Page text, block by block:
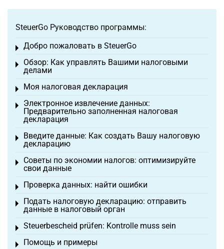
SteuerGo Руководство программы:
Добро пожаловать в SteuerGo
Toggle menu
Обзор: Как управлять Вашими налоговыми
делами
Toggle menu
Моя налоговая декларация
Toggle menu
Электронное извлечение данных:
Предварительно заполненная налоговая
декларация
Toggle menu
Введите данные: Как создать Вашу налоговую
декларацию
Toggle menu
Советы по экономии налогов: оптимизируйте
свои данные
Toggle menu
Проверка данных: найти ошибки
Toggle menu
Подать налоговую декларацию: отправить
данные в налоговый орган
Toggle menu
Steuerbescheid prüfen: Kontrolle muss sein
Toggle menu
Помощь и примеры
Toggle menu